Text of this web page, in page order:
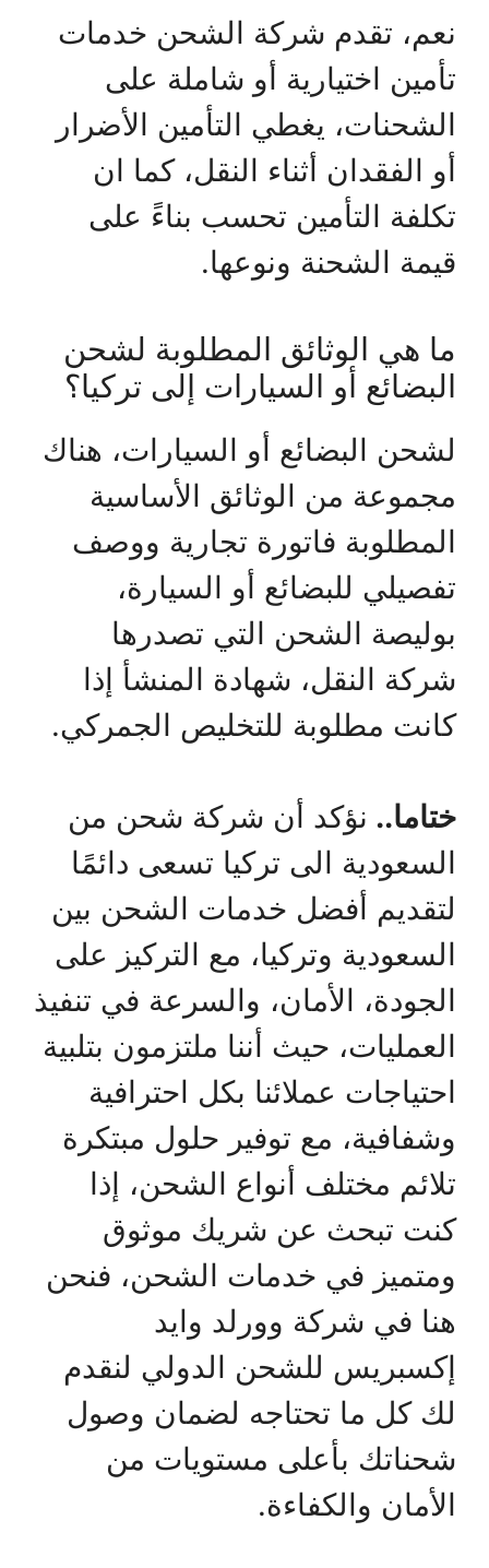
نعم، تقدم شركة الشحن خدمات
تأمين اختيارية أو شاملة على
الشحنات، يغطي التأمين الأضرار
أو الفقدان أثناء النقل، كما ان
تكلفة التأمين تحسب بناءً على
قيمة الشحنة ونوعها.
ما هي الوثائق المطلوبة لشحن
البضائع أو السيارات إلى تركيا؟
لشحن البضائع أو السيارات، هناك
مجموعة من الوثائق الأساسية
المطلوبة فاتورة تجارية ووصف
تفصيلي للبضائع أو السيارة،
بوليصة الشحن التي تصدرها
شركة النقل، شهادة المنشأ إذا
كانت مطلوبة للتخليص الجمركي.
ختاما.. نؤكد أن شركة شحن من
السعودية الى تركيا تسعى دائمًا
لتقديم أفضل خدمات الشحن بين
السعودية وتركيا، مع التركيز على
الجودة، الأمان، والسرعة في تنفيذ
العمليات، حيث أننا ملتزمون بتلبية
احتياجات عملائنا بكل احترافية
وشفافية، مع توفير حلول مبتكرة
تلائم مختلف أنواع الشحن، إذا
كنت تبحث عن شريك موثوق
ومتميز في خدمات الشحن، فنحن
هنا في شركة وورلد وايد
إكسبريس للشحن الدولي لنقدم
لك كل ما تحتاجه لضمان وصول
شحناتك بأعلى مستويات من
الأمان والكفاءة.